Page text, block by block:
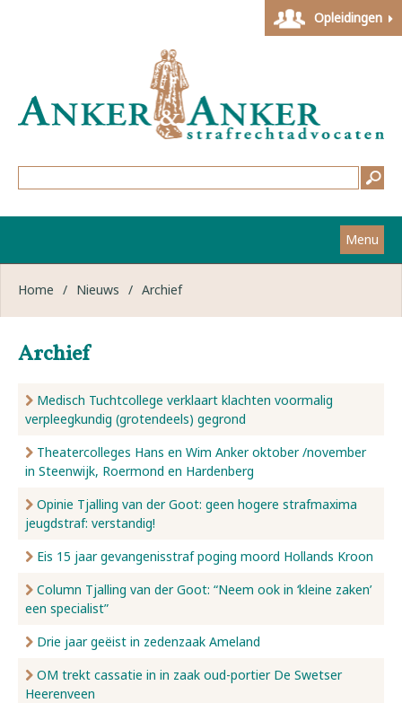
Opleidingen
Menu
Home
Strafzaken
Werkwijze
Nieuws
Over ons
Contact
Home / Nieuws / Archief
Archief
Medisch Tuchtcollege verklaart klachten voormalig
verpleegkundig (grotendeels) gegrond
Theatercolleges Hans en Wim Anker oktober /november
in Steenwijk, Roermond en Hardenberg
Opinie Tjalling van der Goot: geen hogere strafmaxima
jeugdstraf: verstandig!
Eis 15 jaar gevangenisstraf poging moord Hollands Kroon
Column Tjalling van der Goot: “Neem ook in ‘kleine zaken’
een specialist”
Drie jaar geëist in zedenzaak Ameland
OM trekt cassatie in in zaak oud-portier De Swetser
Heerenveen